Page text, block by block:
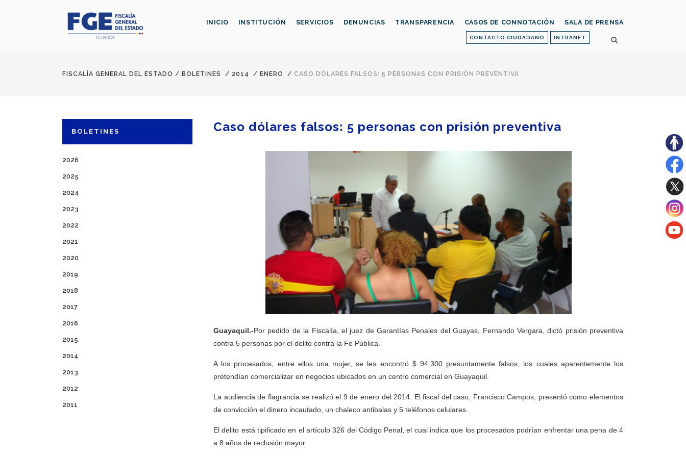
CONTACTO CIUDADANO INTRANET
INICIO INSTITUCIÓN SERVICIOS DENUNCIAS TRANSPARENCIA CASOS DE CONNOTACIÓN SALA DE PRENSA
FISCALÍA GENERAL DEL ESTADO / BOLETINES / 2014 / ENERO / CASO DÓLARES FALSOS: 5 PERSONAS CON PRISIÓN PREVENTIVA
BOLETINES
2026
2025
2024
2023
2022
2021
2020
2019
2018
2017
2016
2015
2014
2013
2012
2011
Caso dólares falsos: 5 personas con prisión preventiva
Guayaquil.-Por pedido de la Fiscalía, el juez de Garantías Penales del Guayas, Fernando Vergara, dictó prisión preventiva
contra 5 personas por el delito contra la Fe Pública.
A los procesados, entre ellos una mujer, se les encontró $ 94.300 presuntamente falsos, los cuales aparentemente los
pretendían comercializar en negocios ubicados en un centro comercial en Guayaquil.
La audiencia de flagrancia se realizó el 9 de enero del 2014. El fiscal del caso, Francisco Campos, presentó como elementos
de convicción el dinero incautado, un chaleco antibalas y 5 teléfonos celulares.
El delito está tipificado en el artículo 326 del Código Penal, el cual indica que los procesados podrían enfrentar una pena de 4
a 8 años de reclusión mayor.